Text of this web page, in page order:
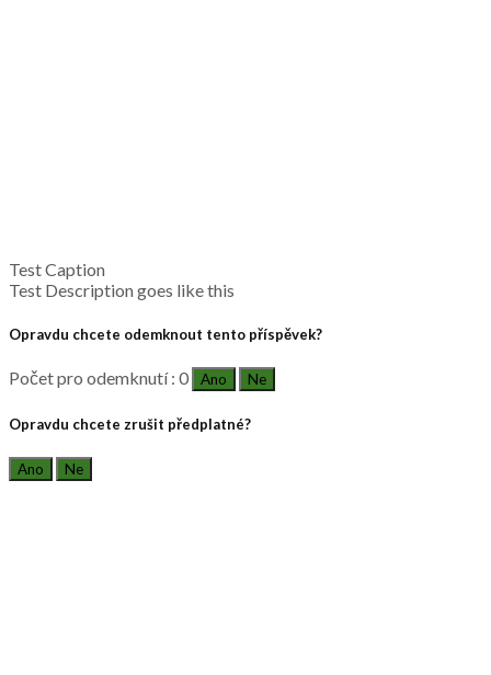
Test Caption
Test Description goes like this
Opravdu chcete odemknout tento příspěvek?
Počet pro odemknutí : 0 Ano Ne
Opravdu chcete zrušit předplatné?
Ano Ne